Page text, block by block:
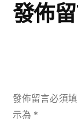
發佈
發佈留言必須
示為 *